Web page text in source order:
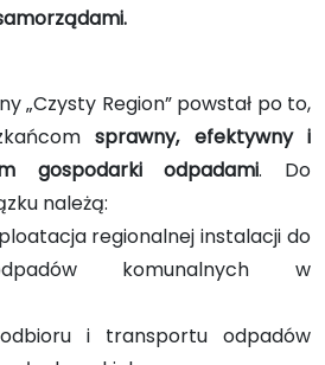
„Czysty Region” powstał po to,
sprawny, efektywny i
gospodarki odpadami. Do
należą:
regionalnej instalacji do
komunalnych w
i transportu odpadów